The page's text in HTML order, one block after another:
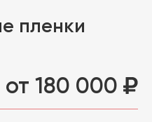
пленки
от 180 000